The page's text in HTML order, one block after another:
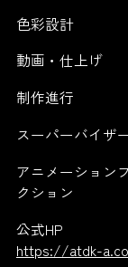
色彩設計
動画・仕上げ
制作進行
スーパーバイザ
アニメーション
クション
公式HP
https://atdk-